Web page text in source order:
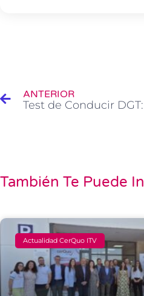
ANTERIOR
Test de Conducir
También Te Puede
Actualidad CerQuo ITV